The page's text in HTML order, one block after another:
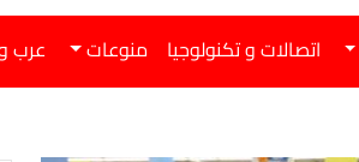
اتصالات و تكنولوجيا منوعات عرب